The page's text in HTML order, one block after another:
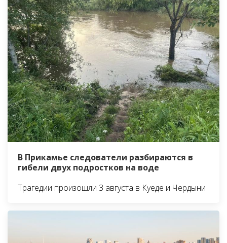
В Прикамье следователи разбираются в
гибели двух подростков на воде
Трагедии произошли 3 августа в Куеде и Чердыни